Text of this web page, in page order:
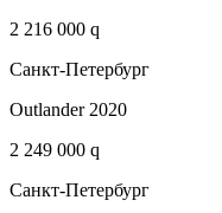
2 216 000 q
Санкт-Петербург
Outlander 2020
2 249 000 q
Санкт-Петербург